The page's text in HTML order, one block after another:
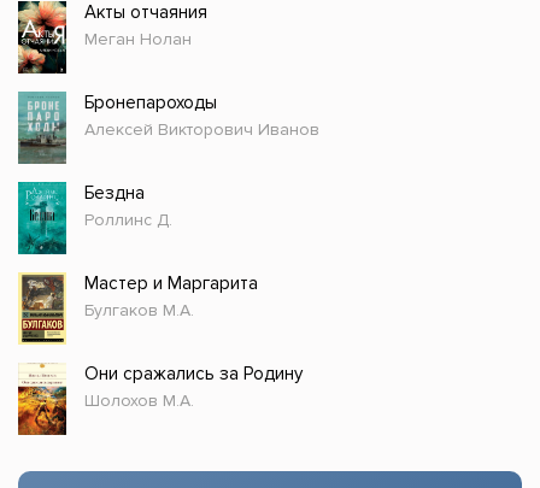
Акты отчаяния
Меган Нолан
Бронепароходы
Алексей Викторович Иванов
Бездна
Роллинс Д.
Мастер и Маргарита
Булгаков М.А.
Они сражались за Родину
Шолохов М.А.